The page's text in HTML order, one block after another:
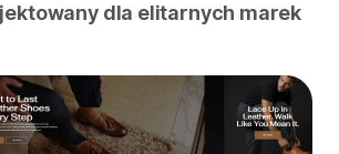
dla elitarnych marek